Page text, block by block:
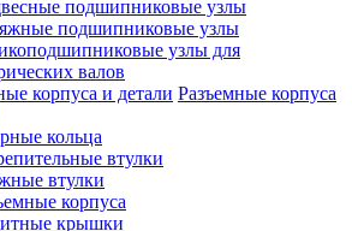
подшипниковые узлы
подшипниковые узлы
узлы для
валов
Разъемные корпуса
кольца
втулки
втулки
корпуса
крышки